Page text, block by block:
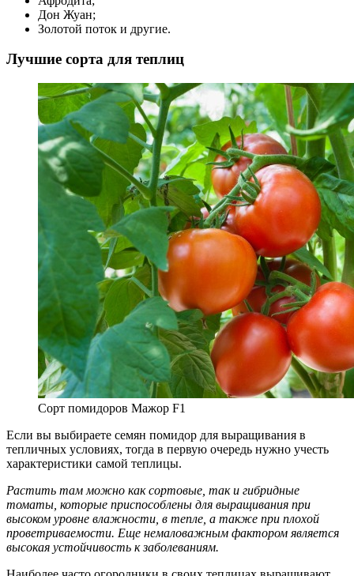
Дон Жуан;
Золотой поток и другие.
Лучшие сорта для теплиц
Сорт помидоров Мажор F1
Если вы выбираете семян помидор для выращивания в
тепличных условиях, тогда в первую очередь нужно учесть
характеристики самой теплицы.
Растить там можно как сортовые, так и гибридные
томаты, которые приспособлены для выращивания при
высоком уровне влажности, в тепле, а также при плохой
проветриваемости. Еще немаловажным фактором является
высокая устойчивость к заболеваниям.